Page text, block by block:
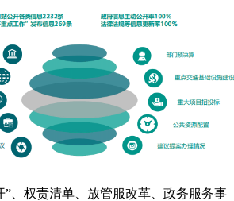
权责清单、放管服改革、政务服务事